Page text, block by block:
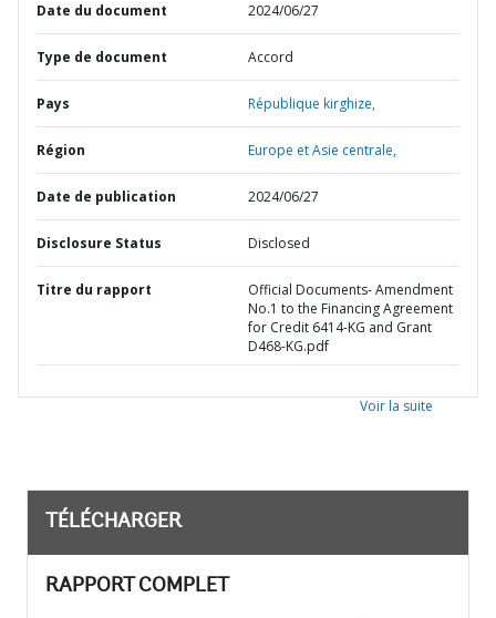
Date du document 2024/06/27
Type de document Accord
Pays République kirghize,
Région Europe et Asie centrale,
Date de publication 2024/06/27
Disclosure Status Disclosed
Titre du rapport
Official Documents- Amendment
No.1 to the Financing Agreement
for Credit 6414-KG and Grant
D468-KG.pdf
Voir la suite
TÉLÉCHARGER
RAPPORT COMPLET